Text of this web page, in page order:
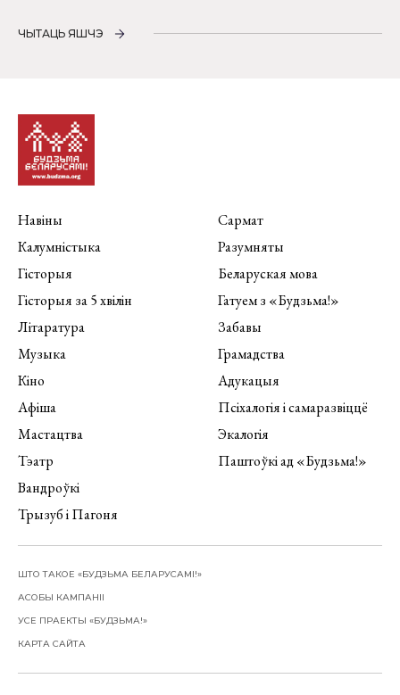
ЧЫТАЦЬ ЯШЧЭ
Навіны
Калумністыка
Гісторыя
Гісторыя за 5 хвілін
Літаратура
Музыка
Кіно
Афіша
Мастацтва
Тэатр
Вандроўкі
Трызуб і Пагоня
Сармат
Разумняты
Беларуская мова
Гатуем з «Будзьма!»
Забавы
Грамадства
Адукацыя
Псіхалогія і самаразвіццё
Экалогія
Паштоўкі ад «Будзьма!»
ШТО ТАКОЕ «БУДЗЬМА БЕЛАРУСАМІ!»
АСОБЫ КАМПАНІІ
УСЕ ПРАЕКТЫ «БУДЗЬМА!»
КАРТА САЙТА